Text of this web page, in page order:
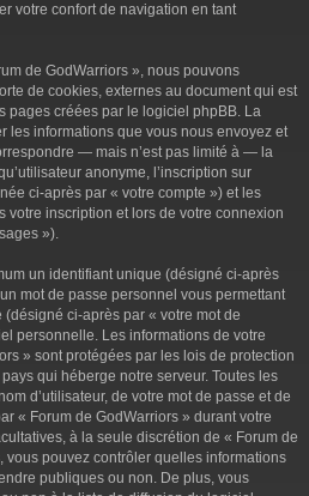
votre confort de navigation en tant
de GodWarriors », nous pouvons
de cookies, externes au document qui est
pages créées par le logiciel phpBB. La
les informations que vous nous envoyez et
— mais n’est pas limité à — la
anonyme, l’inscription sur
ci-après par « votre compte ») et les
votre inscription et lors de votre connexion
»).
un identifiant unique (désigné ci-après
mot de passe personnel vous permettant
ci-après par « votre mot de
personnelle. Les informations de votre
» sont protégées par les lois de protection
qui héberge notre serveur. Toutes les
d’utilisateur, de votre mot de passe et de
« Forum de GodWarriors » durant votre
à la seule discrétion de « Forum de
vous pouvez contrôler quelles informations
publiques ou non. De plus, vous